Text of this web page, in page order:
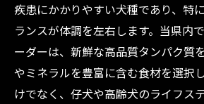
疾患にかかりやすい犬種であり、特
ランスが体調を左右します。当県内
ーダーは、新鮮な高品質タンパク質
やミネラルを豊富に含む食材を選択
けでなく、仔犬や高齢犬のライフス